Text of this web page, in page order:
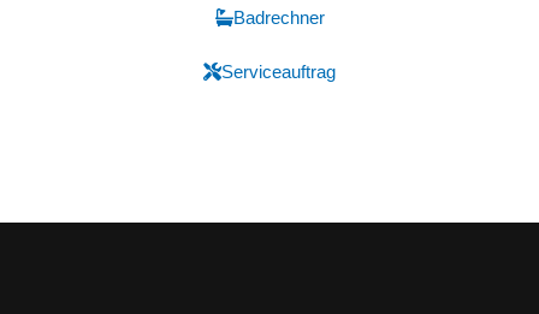
Badrechner
Serviceauftrag